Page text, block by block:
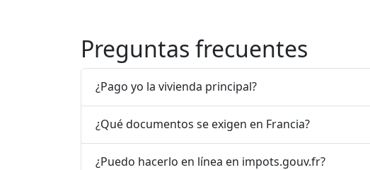
Preguntas frecuentes
¿Pago yo la vivienda principal?
¿Qué documentos se exigen en Francia?
¿Puedo hacerlo en línea en impots.gouv.fr?